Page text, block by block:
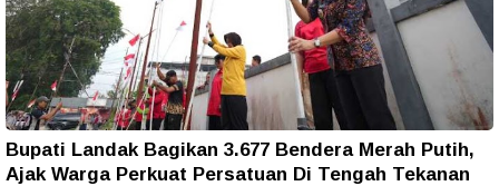
Bupati Landak Bagikan 3.677 Bendera Merah Putih,
Ajak Warga Perkuat Persatuan Di Tengah Tekanan